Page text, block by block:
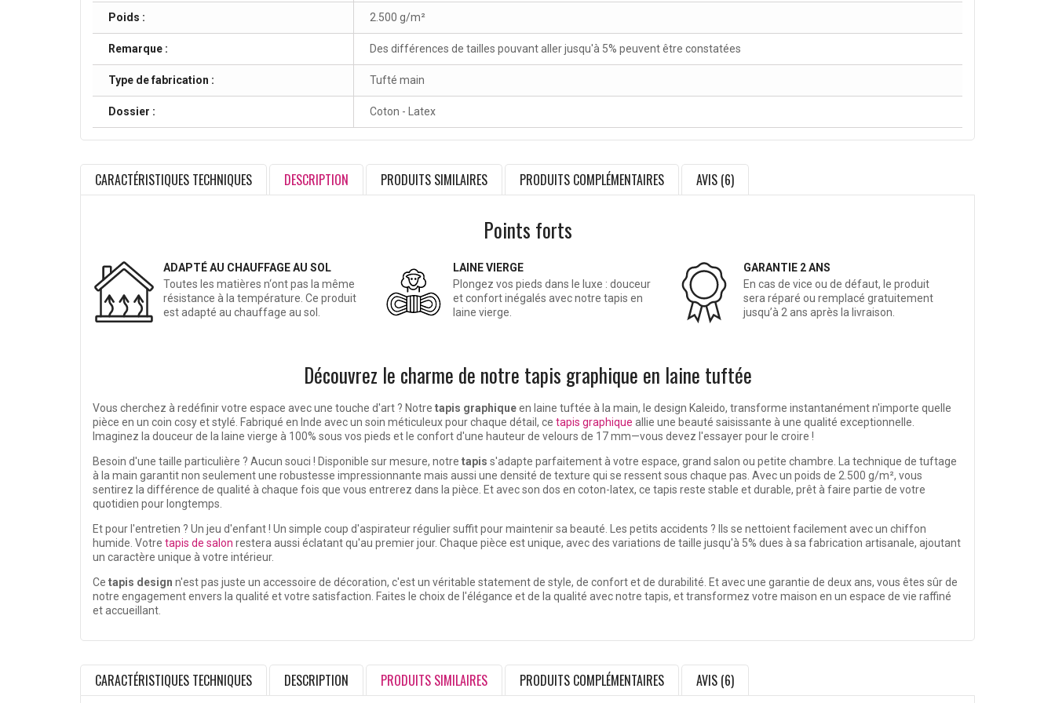
Poids : 2.500 g/m²
Remarque : Des différences de tailles pouvant aller jusqu'à 5% peuvent être constatées
Type de fabrication : Tufté main
Dossier : Coton - Latex
CARACTÉRISTIQUES TECHNIQUES DESCRIPTION PRODUITS SIMILAIRES PRODUITS COMPLÉMENTAIRES AVIS (6)
Points forts
ADAPTÉ AU CHAUFFAGE AU SOL
Toutes les matières n‘ont pas la même
résistance à la température. Ce produit
est adapté au chauffage au sol.
LAINE VIERGE
Plongez vos pieds dans le luxe : douceur
et confort inégalés avec notre tapis en
laine vierge.
GARANTIE 2 ANS
En cas de vice ou de défaut, le produit
sera réparé ou remplacé gratuitement
jusqu’à 2 ans après la livraison.
Découvrez le charme de notre tapis graphique en laine tuftée
Vous cherchez à redéfinir votre espace avec une touche d'art ? Notre tapis graphiqueen laine tuftée à la main, le design Kaleido, transforme instantanément n'importe quelle
pièce en un coin cosy et stylé. Fabriqué en Inde avec un soin méticuleux pour chaque détail, ce tapis graphique allie une beauté saisissante à une qualité exceptionnelle.
Imaginez la douceur de la laine vierge à 100% sous vos pieds et le confort d'une hauteur de velours de 17 mm—vous devez l'essayer pour le croire !
Besoin d'une taille particulière ? Aucun souci ! Disponible sur mesure, notre tapis s'adapte parfaitement à votre espace, grand salon ou petite chambre. La technique de tuftage
à la main garantit non seulement une robustesse impressionnante mais aussi une densité de texture qui se ressent sous chaque pas. Avec un poids de 2.500 g/m², vous
sentirez la différence de qualité à chaque fois que vous entrerez dans la pièce. Et avec son dos en coton-latex, ce tapis reste stable et durable, prêt à faire partie de votre
quotidien pour longtemps.
Et pour l'entretien ? Un jeu d'enfant ! Un simple coup d'aspirateur régulier suffit pour maintenir sa beauté. Les petits accidents ? Ils se nettoient facilement avec un chiffon
humide. Votre tapis de salon restera aussi éclatant qu'au premier jour. Chaque pièce est unique, avec des variations de taille jusqu'à 5% dues à sa fabrication artisanale, ajoutant
un caractère unique à votre intérieur.
Ce tapis design n'est pas juste un accessoire de décoration, c'est un véritable statement de style, de confort et de durabilité. Et avec une garantie de deux ans, vous êtes sûr de
notre engagement envers la qualité et votre satisfaction. Faites le choix de l'élégance et de la qualité avec notre tapis, et transformez votre maison en un espace de vie raffiné
et accueillant.
CARACTÉRISTIQUES TECHNIQUES DESCRIPTION PRODUITS SIMILAIRES PRODUITS COMPLÉMENTAIRES AVIS (6)